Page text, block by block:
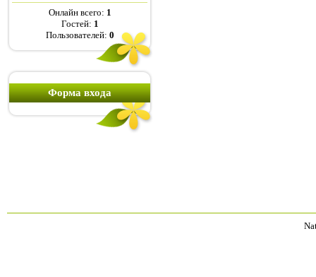
Онлайн всего: 1
Гостей: 1
Пользователей: 0
Форма входа